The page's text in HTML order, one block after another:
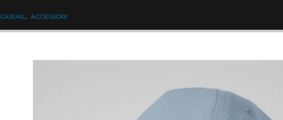
CASUAL, ACCESSORI